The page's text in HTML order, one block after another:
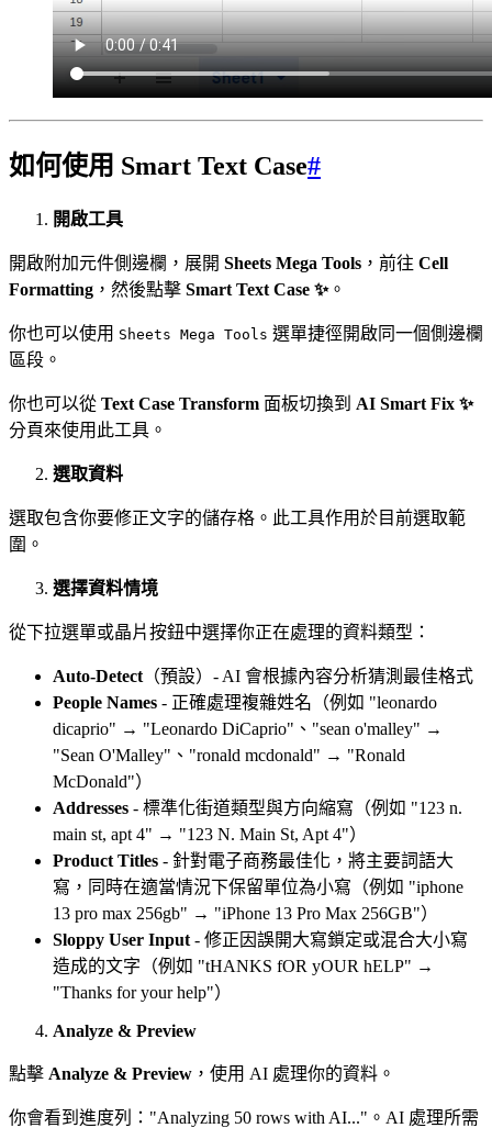
如何使用 Smart Text Case#
開啟工具
開啟附加元件側邊欄，展開 Sheets Mega Tools ，前往 Cell
Formatting ，然後點擊 Smart Text Case ✨。
你也可以使用 Sheets Mega Tools 選單捷徑開啟同一個側邊欄
區段。
你也可以從 Text Case Transform 面板切換到 AI Smart Fix ✨
分頁來使用此工具。
選取資料
選取包含你要修正文字的儲存格。此工具作用於目前選取範
圍。
選擇資料情境
從下拉選單或晶片按鈕中選擇你正在處理的資料類型：
Auto-Detect （預設）- AI 會根據內容分析猜測最佳格式
People Names - 正確處理複雜姓名（例如 "leonardo
dicaprio" → "Leonardo DiCaprio"、"sean o'malley" →
"Sean O'Malley"、"ronald mcdonald" → "Ronald
McDonald"）
Addresses - 標準化街道類型與方向縮寫（例如 "123 n.
main st, apt 4" → "123 N. Main St, Apt 4"）
Product Titles - 針對電子商務最佳化，將主要詞語大
寫，同時在適當情況下保留單位為小寫（例如 "iphone
13 pro max 256gb" → "iPhone 13 Pro Max 256GB"）
Sloppy User Input - 修正因誤開大寫鎖定或混合大小寫
造成的文字（例如 "tHANKS fOR yOUR hELP" →
"Thanks for your help"）
Analyze & Preview
點擊 Analyze & Preview ，使用 AI 處理你的資料。
你會看到進度列："Analyzing 50 rows with AI..."。AI 處理所需